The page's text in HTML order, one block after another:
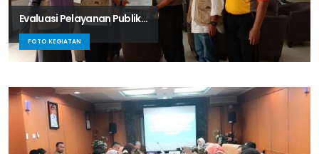
Evaluasi Pelayanan Publik...
FOTO KEGIATAN